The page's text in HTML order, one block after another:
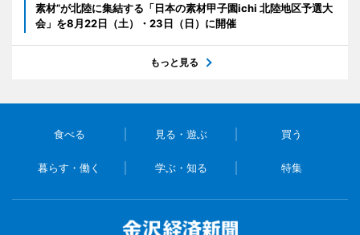
素材”が北陸に集結する「日本の素材甲子園ichi 北陸地区予選大
会」を8月22日（土）・23日（日）に開催
もっと見る
食べる 見る・遊ぶ 買う
暮らす・働く 学ぶ・知る 特集